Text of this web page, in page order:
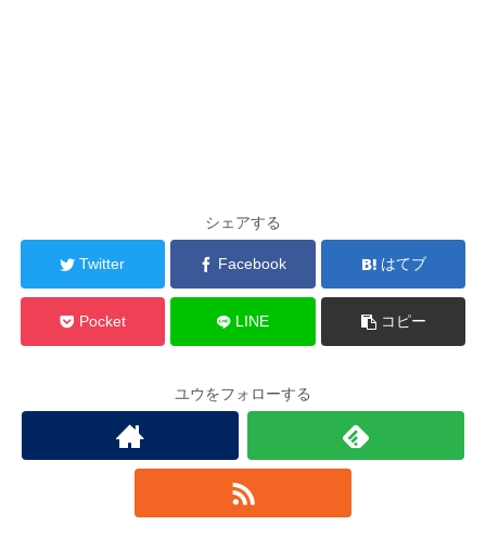
シェアする
Twitter Facebook はてブ
Pocket LINE コピー
ユウをフォローする